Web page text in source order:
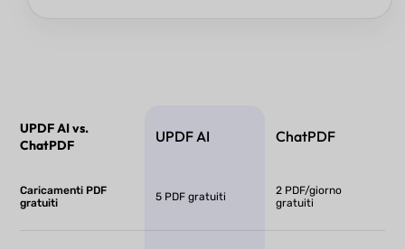
UPDF AI vs.
ChatPDF
UPDF AI ChatPDF
Caricamenti PDF
gratuiti
5 PDF gratuiti
2 PDF/giorno
gratuiti